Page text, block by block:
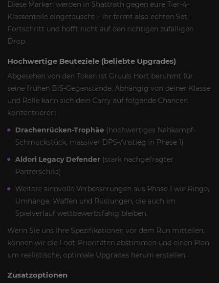
Diese Marken werden in Shattrath gegen eure Tier-4-
Klassenteile eingetauscht – ihr farmt also echten Set-
Fortschritt und hofft nicht auf den richtigen zufälligen
Drop.
Hochwertige Beuteziele (beliebte Upgrades)
Abgesehen von den Token ist Gruuls Hort berühmt für
seine frühen BiS-Gegenstände. Abhängig von deiner Klasse
und Rolle kann sich dein Carry auf folgende Chancen
konzentrieren:
Drachenrücken-Trophäe (hochwertiges Nahkampf-
Schmuckstück, massiver DPS-Anstieg in Phase 1)
Aldori Legacy Defender (stark nachgefragter
Panzerschild)
Weitere sinnvolle Verbesserungen aus Phase 1 wie Ringe,
Umhänge, Waffen und Rüstungen, die auch im
Spielverlauf wettbewerbsfähig bleiben.
Wenn Sie uns Ihre Spezifikationen vor dem Run mitteilen,
können wir die Loot-Prioritäten abstimmen und einen Plan
um realistische, optimale Upgrades herum erstellen.
Zusatzoptionen